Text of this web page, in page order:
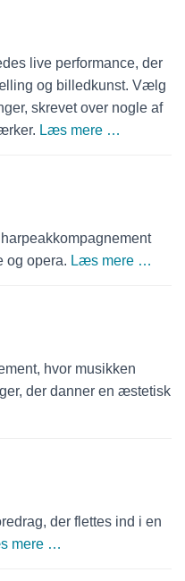
live performance, der
og billedkunst. Vælg
skrevet over nogle af
Læs mere …
og opera. Læs mere …
hvor musikken
der danner en æstetisk
der flettes ind i en
mere …